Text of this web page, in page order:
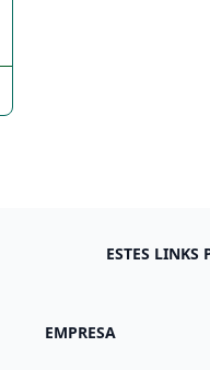
ESTES LINKS
EMPRESA